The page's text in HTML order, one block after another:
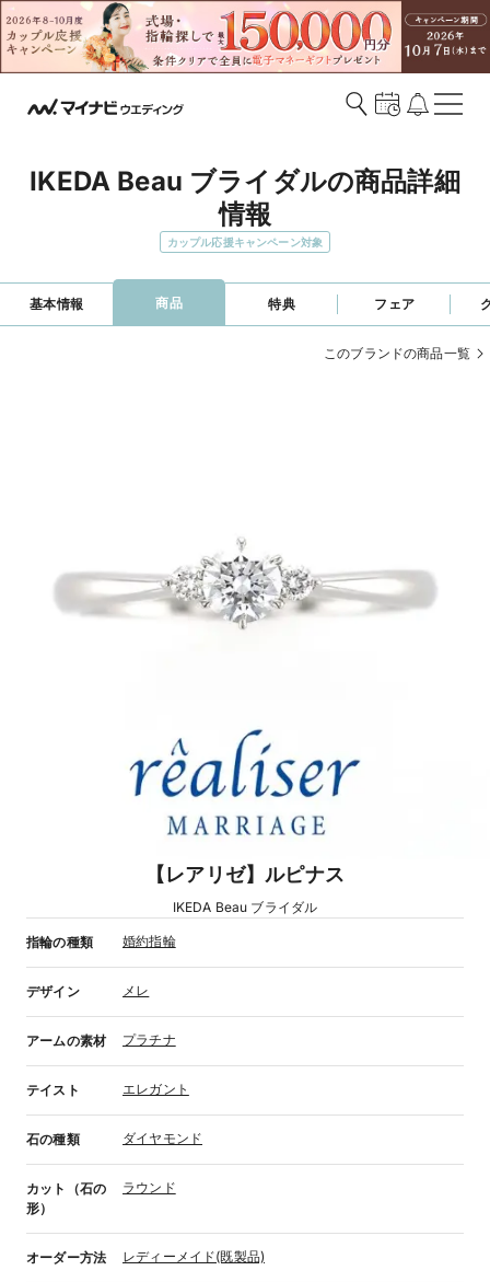
IKEDA Beau ブライダルの商品詳細
情報
カップル応援キャンペーン対象
基本情報 商品 特典 フェア
このブランドの商品一覧
【レアリゼ】ルピナス
IKEDA Beau ブライダル
指輪の種類 婚約指輪
デザイン メレ
アームの素材 プラチナ
テイスト エレガント
石の種類 ダイヤモンド
カット（石の
形）
ラウンド
オーダー方法 レディーメイド(既製品)